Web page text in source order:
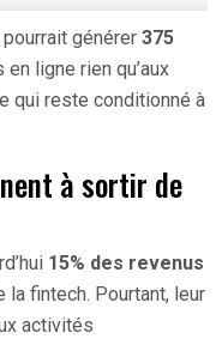
générer 375
ligne rien qu’aux
qui reste conditionné à
à sortir de
15% des revenus
fintech. Pourtant, leur
activités